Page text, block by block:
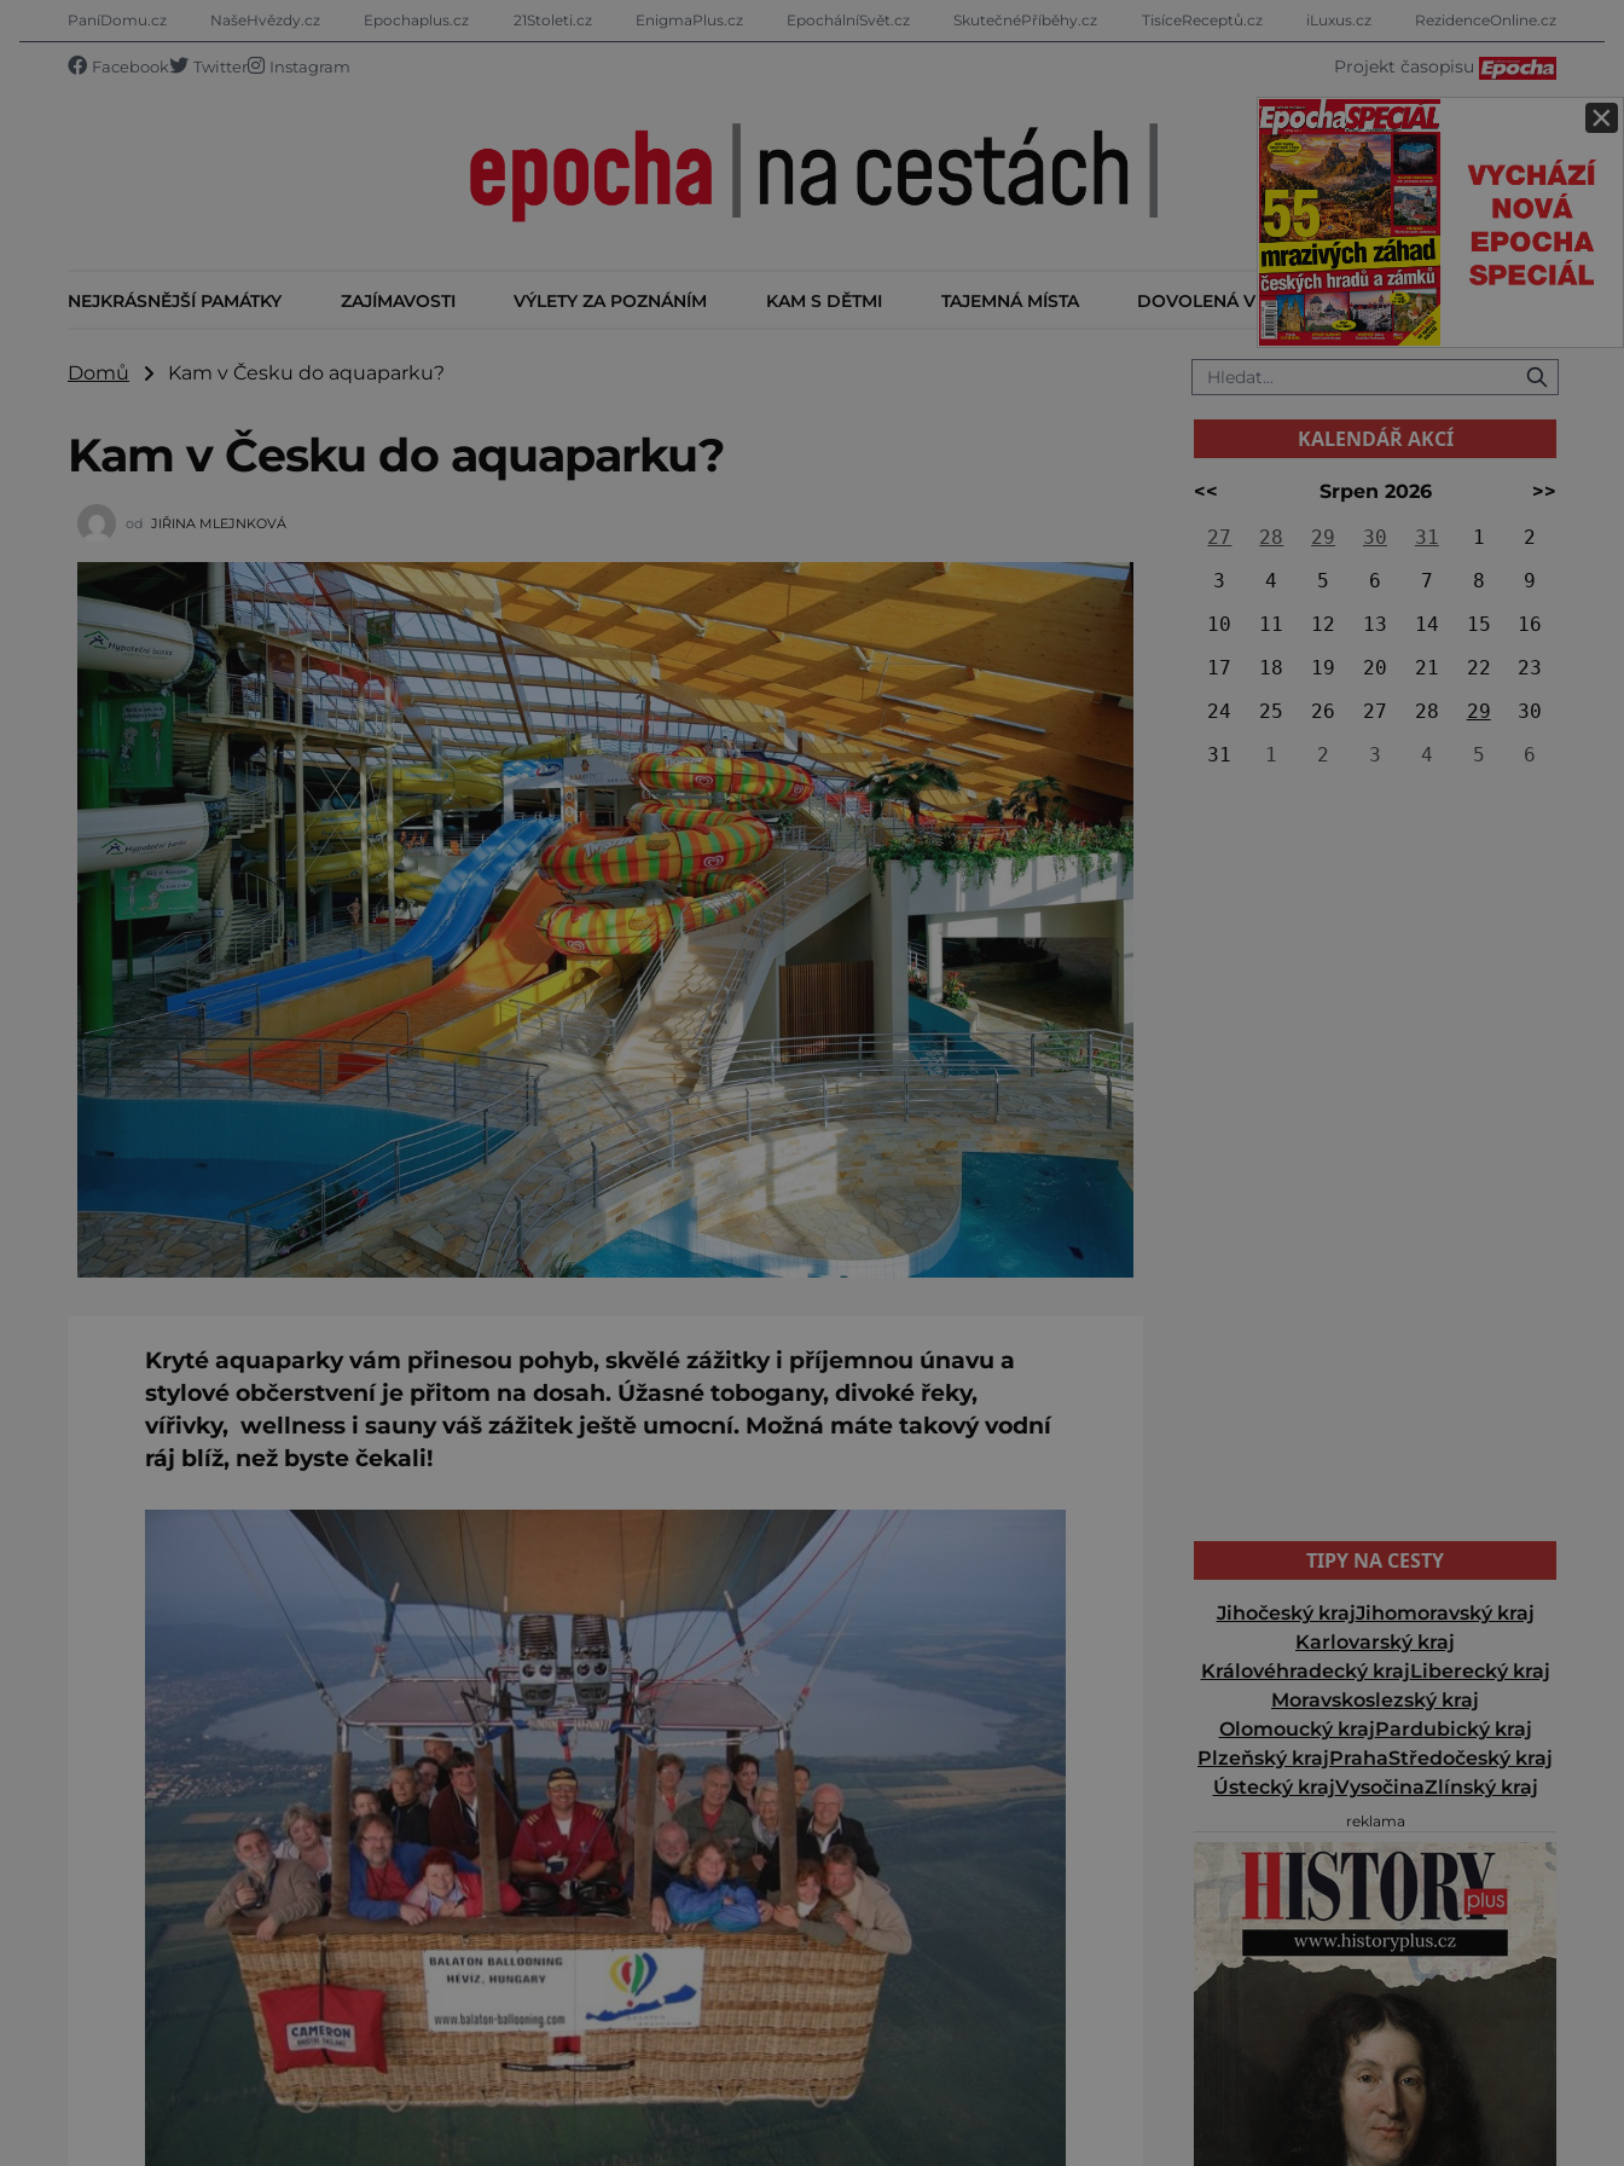
×
PaníDomu.cz NašeHvězdy.cz Epochaplus.cz 21Stoleti.cz EnigmaPlus.cz EpochálníSvět.cz SkutečnéPříběhy.cz TisíceReceptů.cz iLuxus.cz RezidenceOnline.cz
Facebook Twitter Instagram Projekt časopisu
NEJKRÁSNĚJŠÍ PAMÁTKY ZAJÍMAVOSTI VÝLETY ZA POZNÁNÍM KAM S DĚTMI TAJEMNÁ MÍSTA DOVOLENÁ V ZAHRANIČÍ KALENDÁŘ AKCÍ
Domů Kam v Česku do aquaparku?
Kam v Česku do aquaparku?
od JIŘINA MLEJNKOVÁ
Kryté aquaparky vám přinesou pohyb, skvělé zážitky i příjemnou únavu a
stylové občerstvení je přitom na dosah. Úžasné tobogany, divoké řeky,
vířivky, wellness i sauny váš zážitek ještě umocní. Možná máte takový vodní
ráj blíž, než byste čekali!
KALENDÁŘ AKCÍ
<< Srpen 2026
>>
27
28 29 30 31 1
2
3
4 5 6 7 8
9
10
11 12 13 14 15
16
17
18 19 20 21 22
23
24
25 26 27 28 29
30
31
1 2 3 4 5 6
TIPY NA CESTY
Jihočeský krajJihomoravský kraj
Karlovarský kraj
Královéhradecký krajLiberecký kraj
Moravskoslezský kraj
Olomoucký krajPardubický kraj
Plzeňský krajPrahaStředočeský kraj
Ústecký krajVysočinaZlínský kraj
reklama